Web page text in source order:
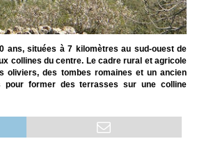
ans, situées à 7 kilomètres au sud-ouest de
collines du centre. Le cadre rural et agricole
oliviers, des tombes romaines et un ancien
pour former des terrasses sur une colline